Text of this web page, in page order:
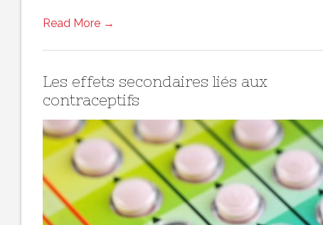
Read More →
Les effets secondaires liés aux
contraceptifs